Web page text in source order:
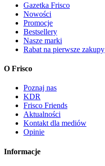
Gazetka Frisco
Nowości
Promocje
Bestsellery
Nasze marki
Rabat na pierwsze zakupy
O Frisco
Poznaj nas
KDR
Frisco Friends
Aktualności
Kontakt dla mediów
Opinie
Informacje